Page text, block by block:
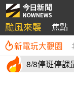
颱風來襲 焦點
新電玩大觀園
8/8停班停課